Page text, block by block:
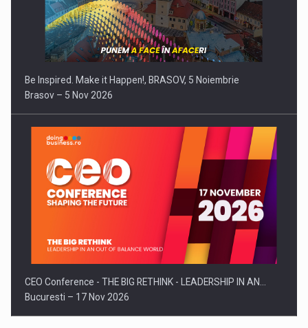
Be Inspired. Make it Happen!, BRASOV, 5 Noiembrie
Brasov – 5 Nov 2026
CEO Conference - THE BIG RETHINK - LEADERSHIP IN AN…
Bucuresti – 17 Nov 2026